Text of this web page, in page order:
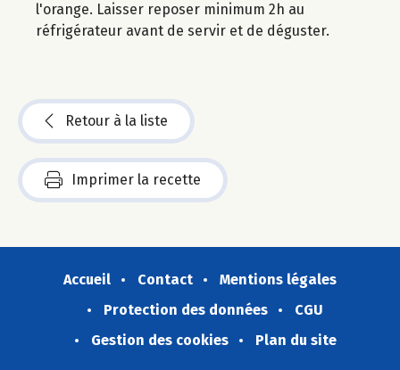
l'orange. Laisser reposer minimum 2h au
réfrigérateur avant de servir et de déguster.
Retour à la liste
Imprimer la recette
Accueil Contact
Mentions légales
Protection des données
CGU
Gestion des cookies
Plan du site